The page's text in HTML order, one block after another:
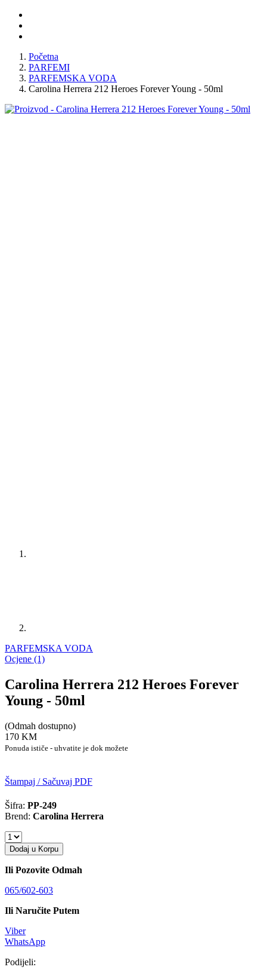
Početna
PARFEMI
PARFEMSKA VODA
Carolina Herrera 212 Heroes Forever Young - 50ml
PARFEMSKA VODA
Ocjene (1)
Carolina Herrera 212 Heroes Forever
Young - 50ml
(Odmah dostupno)
170 KM
Ponuda ističe - uhvatite je dok možete
Štampaj / Sačuvaj PDF
Šifra: PP-249
Brend: Carolina Herrera
Dodaj u Korpu
Ili Pozovite Odmah
065/602-603
Ili Naručite Putem
Viber
WhatsApp
Podijeli: